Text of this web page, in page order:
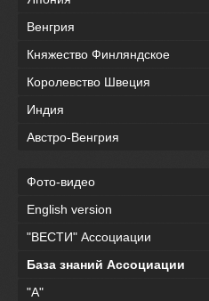
Венгрия
Княжество Финляндское
Королевство Швеция
Индия
Австро-Венгрия
Фото-видео
English version
"ВЕСТИ" Ассоциации
База знаний Ассоциации
"А"